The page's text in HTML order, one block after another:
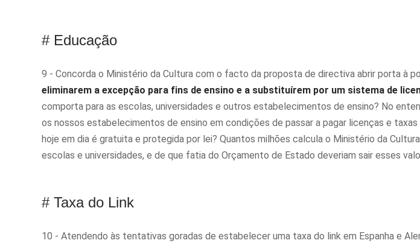
# Educação
9 - Concorda o Ministério da Cultura com o facto da proposta de directiva abrir porta à
eliminarem a excepção para fins de ensino e a substituírem por um sistema de
comporta para as escolas, universidades e outros estabelecimentos de ensino? No
os nossos estabelecimentos de ensino em condições de passar a pagar licenças e
hoje em dia é gratuita e protegida por lei? Quantos milhões calcula o Ministério da
escolas e universidades, e de que fatia do Orçamento de Estado deveriam sair esses
# Taxa do Link
10 - Atendendo às tentativas goradas de estabelecer uma taxa do link em Espanha e